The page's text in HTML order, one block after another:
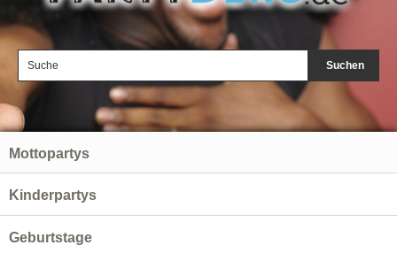
Suchen
Mottopartys
Kinderpartys
Geburtstage